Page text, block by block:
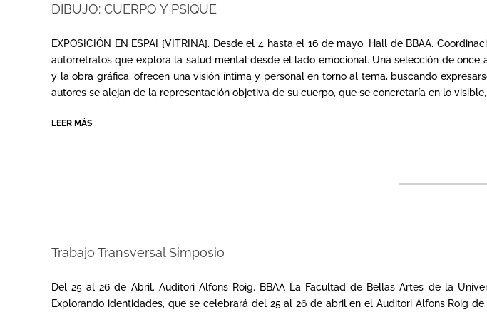
DIBUJO: CUERPO Y PSIQUE
05-
03
EXPOSICIÓN EN ESPAI [VITRINA]. Desde el 4 hasta el 16 de mayo. Hall de BBAA.
autorretratos que explora la salud mental desde el lado emocional. Una selección de
y la obra gráfica, ofrecen una visión íntima y personal en torno al tema, buscando
autores se alejan de la representación objetiva de su cuerpo, que se concretaría en lo
LEER MÁS
Trabajo Transversal Simposio
04-
26
Del 25 al 26 de Abril. Auditori Alfons Roig. BBAA La Facultad de Bellas Artes de la
Explorando identidades, que se celebrará del 25 al 26 de abril en el Auditori Alfons Roig